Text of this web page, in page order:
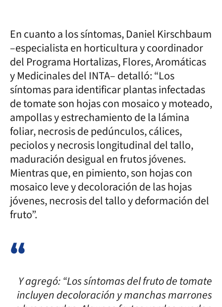
En cuanto a los síntomas, Daniel Kirschbaum
–especialista en horticultura y coordinador
del Programa Hortalizas, Flores, Aromáticas
y Medicinales del INTA– detalló: “Los
síntomas para identificar plantas infectadas
de tomate son hojas con mosaico y moteado,
ampollas y estrechamiento de la lámina
foliar, necrosis de pedúnculos, cálices,
peciolos y necrosis longitudinal del tallo,
maduración desigual en frutos jóvenes.
Mientras que, en pimiento, son hojas con
mosaico leve y decoloración de las hojas
jóvenes, necrosis del tallo y deformación del
fruto”.
Y agregó: “Los síntomas del fruto de tomate
incluyen decoloración y manchas marrones